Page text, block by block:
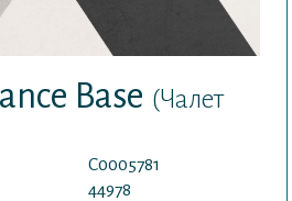
Base (Чалет
С0005781
44978